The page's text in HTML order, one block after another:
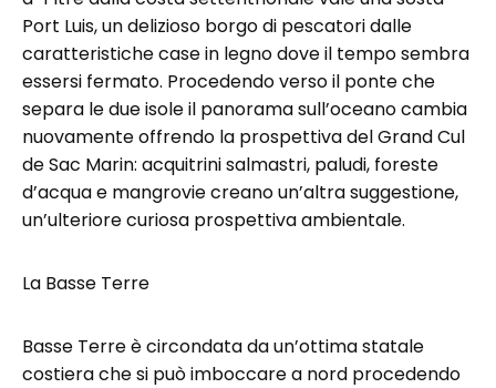
Port Luis, un delizioso borgo di pescatori dalle
caratteristiche case in legno dove il tempo sembra
essersi fermato. Procedendo verso il ponte che
separa le due isole il panorama sull’oceano cambia
nuovamente offrendo la prospettiva del Grand Cul
de Sac Marin: acquitrini salmastri, paludi, foreste
d’acqua e mangrovie creano un’altra suggestione,
un’ulteriore curiosa prospettiva ambientale.
La Basse Terre
Basse Terre è circondata da un’ottima statale
costiera che si può imboccare a nord procedendo